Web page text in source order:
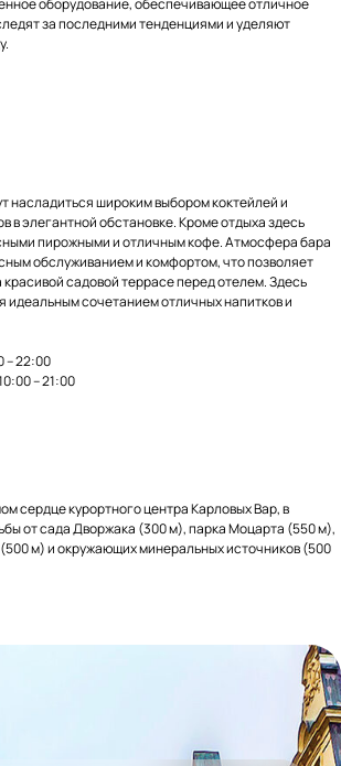
оборудование, обеспечивающее отличное
за последними тенденциями и уделяют
насладиться широким выбором коктейлей и
в элегантной обстановке. Кроме отдыха здесь
пирожными и отличным кофе. Атмосфера бара
обслуживанием и комфортом, что позволяет
садовой террасе перед отелем. Здесь
идеальным сочетанием отличных напитков и
– 22:00
– 21:00
сердце курортного центра Карловых Вар, в
от сада Дворжака (300 м), парка Моцарта (550 м),
м) и окружающих минеральных источников (500